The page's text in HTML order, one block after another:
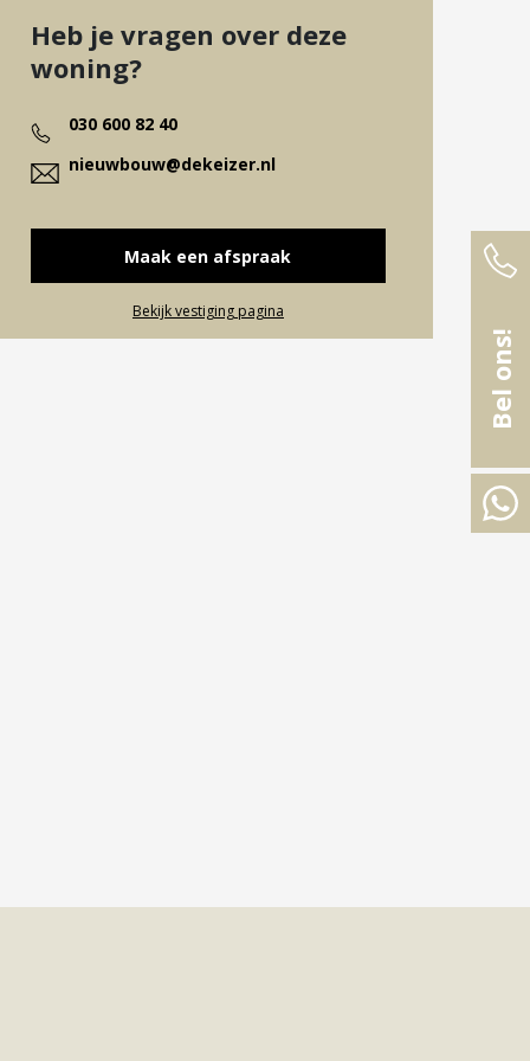
Heb je vragen over deze
woning?
030 600 82 40
nieuwbouw@dekeizer.nl
Maak een afspraak
Bekijk vestiging pagina
Bel ons!